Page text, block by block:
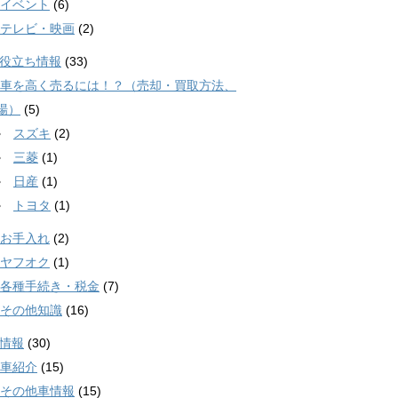
イベント (6)
テレビ・映画 (2)
立ち情報 (33)
車を高く売るには！？（売却・買取方法、
）
(5)
スズキ (2)
三菱 (1)
日産 (1)
トヨタ (1)
お手入れ (2)
ヤフオク (1)
各種手続き・税金 (7)
その他知識 (16)
報 (30)
車紹介 (15)
その他車情報 (15)